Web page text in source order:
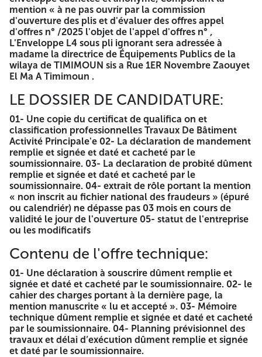
2026APRES INFRUCTUOSITE
Un avis d'appel d'offres national ouvert avec exigence de
capacités minimales est lancé en vue de :
OPERATION :Réalisat on Et Equipement d'un siège de
Contrôleur Budgétaire de la Wilaya avec Logements
D'astreinte a TIMIMOUN
PROJETRéalisat on d'un siège de Contrôleur Budgétaire
de la Wilaya avec Logements d'astreinte a TIMIMOUN
LOT N02 :Panneaux d'information Et Panneaux
Directionnels-Courants Faibles+VRD. PARTIE 02
LOT NO3 :Logements d'astreinte
CONDITIONS D'ELIGIBILITE POUR
PARTICIPER A L'APPEL D'OFFRE
LOT N02 :Panneaux d'information Et Panneaux
Directionnels Courants Faibles+VRD. PARTIE 02
Travaux de Bâtiments activité principale De Catégorie
Supérieure Ou Egale à (03)
Tout soumissionnaire doit avoir réalisé au moins un
(01) projet dans le domaine batiment d'un Montant
supérieur ou égal à 12 000 000.00 DA durant dix
dernière les années (2015-2024) justifié par une
attestation de bonne exécution délivrées par le maitre
d'ouvrage publics
LOT N°03 Logements d'astreinte Travaux de bâtiments
activité principale De Catégorie Supérieure Ou Egale à
mention « à ne pas ouvrir par la commission
d'ouverture des plis et d'évaluer des offres appel
d'offres n° /2025 l'objet de l'appel d'offres n° ,
L'Enveloppe L4 sous pli ignorant sera adressée à
madame la directrice de Équipements Publics de la
wilaya de TIMIMOUN sis a Rue 1ER Novembre Zaouyet
El Ma A Timimoun .
LE DOSSIER DE CANDIDATURE:
01- Une copie du certificat de qualifica on et
classification professionnelles Travaux De Bâtiment
Activité Principale'e 02- La déclaration de mandement
remplie et signée et daté et cacheté par le
soumissionnaire. 03- La declaration de probité dûment
remplie et signée et daté et cacheté par le
soumissionnaire. 04- extrait de rôle portant la mention
« non inscrit au fichier national des fraudeurs » (épuré
ou calendriér) ne dépasse pas 03 mois en cours de
validité le jour de l'ouverture 05- statut de l'entreprise
ou les modificatifs
Contenu de l'offre technique:
01- Une déclaration à souscrire dûment remplie et
signée et daté et cacheté par le soumissionnaire. 02- le
cahier des charges portant à la dernière page, la
mention manuscrite « lu et accepté ». 03- Mémoire
technique dûment remplie et signée et daté et cacheté
par le soumissionnaire. 04- Planning prévisionnel des
travaux et délai d’exécution dûment remplie et signée
et daté par le soumissionnaire.